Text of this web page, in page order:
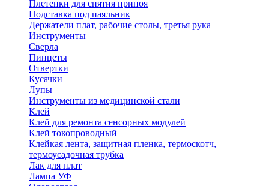
Плетенки для снятия припоя
Подставка под паяльник
Держатели плат, рабочие столы, третья рука
Инструменты
Сверла
Пинцеты
Отвертки
Кусачки
Лупы
Инструменты из медицинской стали
Клей
Клей для ремонта сенсорных модулей
Клей токопроводный
Клейкая лента, защитная пленка, термоскотч,
термоусадочная трубка
Лак для плат
Лампа УФ